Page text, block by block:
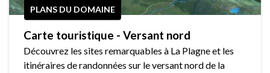
PLANS DU DOMAINE
Carte touristique - Versant nord
Découvrez les sites remarquables à La Plagne et les
itinéraires de randonnées sur le versant nord de la